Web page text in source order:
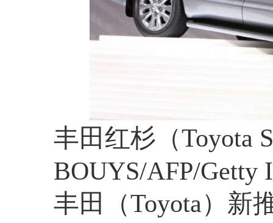
丰田红杉（Toyota
BOUYS/AFP/Getty
丰田（Toyota）新